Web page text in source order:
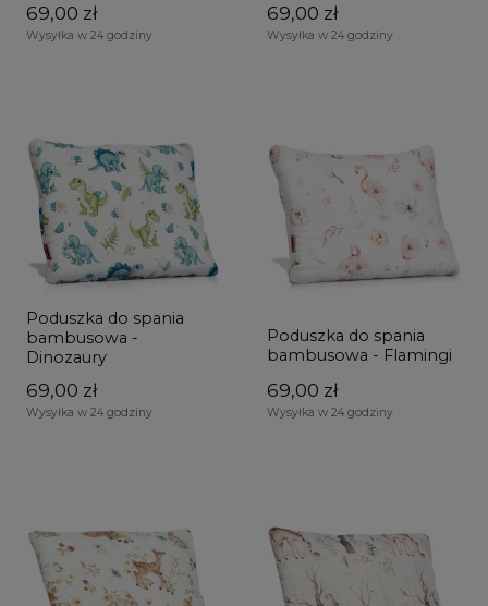
69,00 zł
Wysyłka w 24 godziny
69,00 zł
Wysyłka w 24 godziny
Poduszka do spania
bambusowa -
Dinozaury
69,00 zł
Wysyłka w 24 godziny
Poduszka do spania
bambusowa - Flamingi
69,00 zł
Wysyłka w 24 godziny